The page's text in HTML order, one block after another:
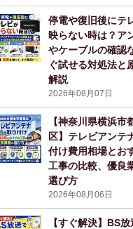
停電や復旧後にテ
映らない時は？ア
やケーブルの確認
ぐ試せる対処法と
解説
2026年08月07日
【神奈川県横浜市
区】テレビアンテ
付け費用相場とお
工事の比較、優良
選び方
2026年08月06日
【すぐ解決】BS